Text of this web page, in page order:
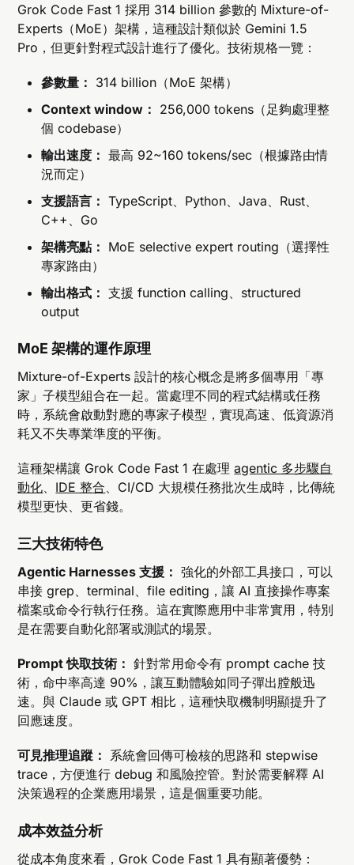
Grok Code Fast 1 採用 314 billion 參數的 Mixture-of-
Experts（MoE）架構，這種設計類似於 Gemini 1.5
Pro，但更針對程式設計進行了優化。技術規格一覽：
參數量： 314 billion（MoE 架構）
Context window： 256,000 tokens（足夠處理整
個 codebase）
輸出速度： 最高 92~160 tokens/sec（根據路由情
況而定）
支援語言： TypeScript、Python、Java、Rust、
C++、Go
架構亮點： MoE selective expert routing（選擇性
專家路由）
輸出格式： 支援 function calling、structured
output
MoE 架構的運作原理
Mixture-of-Experts 設計的核心概念是將多個專用「專
家」子模型組合在一起。當處理不同的程式結構或任務
時，系統會啟動對應的專家子模型，實現高速、低資源消
耗又不失專業準度的平衡。
這種架構讓 Grok Code Fast 1 在處理agentic 多步驟自
動化、 IDE 整合、CI/CD 大規模任務批次生成時，比傳統
模型更快、更省錢。
三大技術特色
Agentic Harnesses 支援： 強化的外部工具接口，可以
串接 grep、terminal、file editing，讓 AI 直接操作專案
檔案或命令行執行任務。這在實際應用中非常實用，特別
是在需要自動化部署或測試的場景。
Prompt 快取技術： 針對常用命令有 prompt cache 技
術，命中率高達 90%，讓互動體驗如同子彈出膛般迅
速。與 Claude 或 GPT 相比，這種快取機制明顯提升了
回應速度。
可見推理追蹤： 系統會回傳可檢核的思路和 stepwise
trace，方便進行 debug 和風險控管。對於需要解釋 AI
決策過程的企業應用場景，這是個重要功能。
成本效益分析
從成本角度來看，Grok Code Fast 1 具有顯著優勢：